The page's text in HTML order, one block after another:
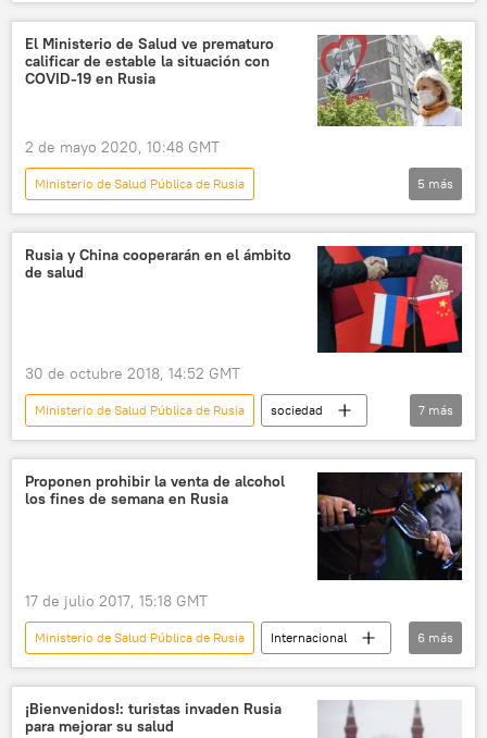
Internacional
Sputnik V (vacuna)
vacunación contra el COVID-19
noticias
El Ministerio de Salud ve prematuro
calificar de estable la situación con
COVID-19 en Rusia
2 de mayo 2020, 10:48 GMT
Ministerio de Salud Pública de Rusia
📰 El coronavirus en Rusia
Rusia
Internacional
coronavirus noticias
5 más
Rusia y China cooperarán en el ámbito
de salud
30 de octubre 2018, 14:52 GMT
Ministerio de Salud Pública de Rusia
sociedad
💗 Salud
Internacional
política
Rusia
China
🌏 Asia
noticias
7 más
Proponen prohibir la venta de alcohol
los fines de semana en Rusia
17 de julio 2017, 15:18 GMT
Ministerio de Salud Pública de Rusia
Internacional
Rusia
💬 Opinión y Análisis
alcohol
alcoholismo
iniciativa noticias
6 más
¡Bienvenidos!: turistas invaden Rusia
para mejorar su salud